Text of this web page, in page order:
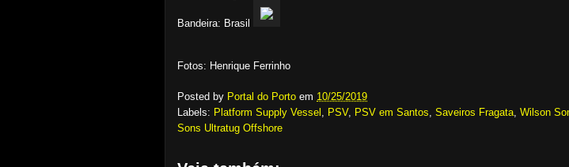
Bandeira: Brasil
Fotos: Henrique Ferrinho
Posted by Portal do Porto em 10/25/2019
Labels: Platform Supply Vessel PSV, PSV em Santos Saveiros Fragata Wilson
Sons Ultratug Offshore